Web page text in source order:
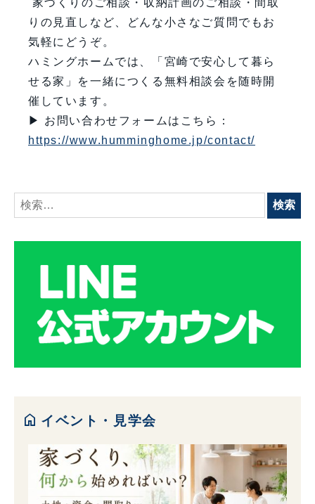
家づくりのご相談・収納計画のご相談・間取
りの見直しなど、どんな小さなご質問でもお
気軽にどうぞ。
ハミングホームでは、「宮崎で安心して暮ら
せる家」を一緒につくる無料相談会を随時開
催しています。
▶ お問い合わせフォームはこちら：
https://www.humminghome.jp/contact/
検
索:
home イベント・見学会